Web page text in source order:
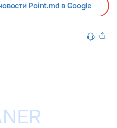
Point.md в Google